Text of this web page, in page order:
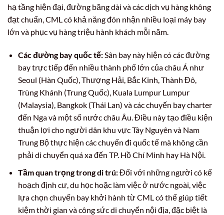
hạ tầng hiện đại, đường băng dài và các dịch vụ hàng không
đạt chuẩn, CML có khả năng đón nhận nhiều loại máy bay
lớn và phục vụ hàng triệu hành khách mỗi năm.
Các đường bay quốc tế:Sân bay này hiện có các đường
bay trực tiếp đến nhiều thành phố lớn của châu Á như
Seoul (Hàn Quốc), Thượng Hải, Bắc Kinh, Thành Đô,
Trùng Khánh (Trung Quốc), Kuala Lumpur Lumpur
(Malaysia), Bangkok (Thái Lan) và các chuyến bay charter
đến Nga và một số nước châu Âu. Điều này tạo điều kiện
thuận lợi cho người dân khu vực Tây Nguyên và Nam
Trung Bộ thực hiện các chuyến đi quốc tế mà không cần
phải di chuyển quá xa đến TP. Hồ Chí Minh hay Hà Nội.
Tầm quan trọng trong di trú:Đối với những người có kế
hoạch định cư, du học hoặc làm việc ở nước ngoài, việc
lựa chọn chuyến bay khởi hành từ CML có thể giúp tiết
kiệm thời gian và công sức di chuyển nội địa, đặc biệt là